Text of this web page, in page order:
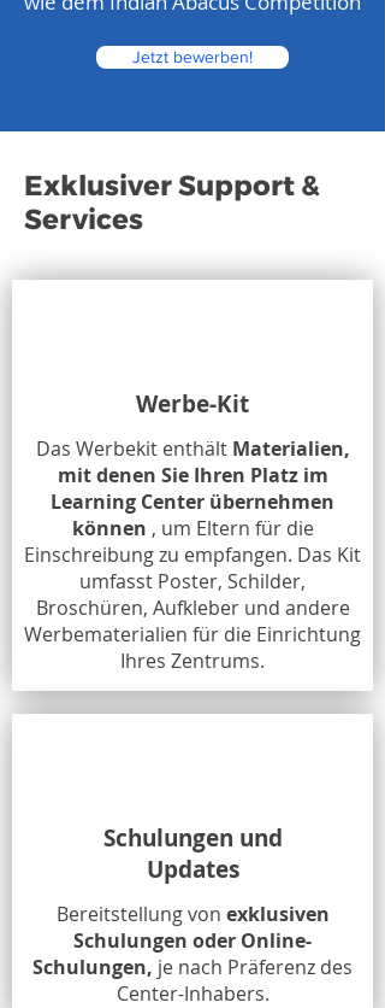
Jetzt bewerben!
Exklusiver Support &
Services
Werbe-Kit
Das Werbekit enthält Materialien,
mit denen Sie Ihren Platz im
Learning Center übernehmen
können , um Eltern für die
Einschreibung zu empfangen. Das Kit
umfasst Poster, Schilder,
Broschüren, Aufkleber und andere
Werbematerialien für die Einrichtung
Ihres Zentrums.
Schulungen und
Updates
Bereitstellung von exklusiven
Schulungen oder Online-
Schulungen, je nach Präferenz des
Center-Inhabers.